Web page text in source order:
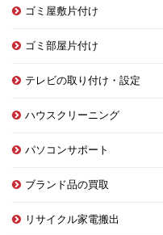
ゴミ屋敷片付け
ゴミ部屋片付け
テレビの取り付け・設定
ハウスクリーニング
パソコンサポート
ブランド品の買取
リサイクル家電搬出